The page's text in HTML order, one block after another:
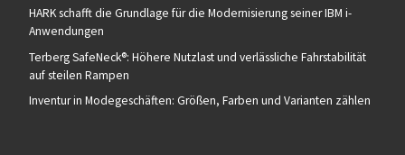
HARK schafft die Grundlage für die Modernisierung seiner IBM i-
Anwendungen
Terberg SafeNeck®: Höhere Nutzlast und verlässliche Fahrstabilität
auf steilen Rampen
Inventur in Modegeschäften: Größen, Farben und Varianten zählen